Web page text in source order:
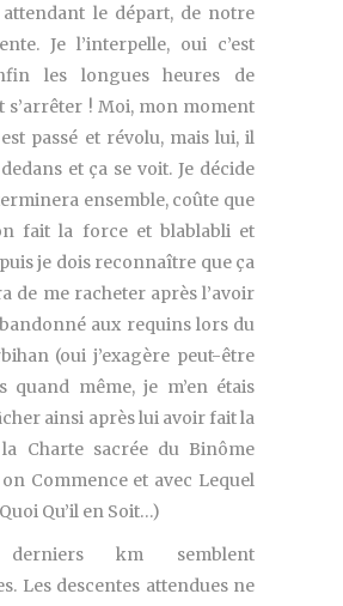
le départ, de notre
Je l’interpelle, oui c’est
les longues heures de
s’arrêter ! Moi, mon moment
passé et révolu, mais lui, il
et ça se voit. Je décide
ensemble, coûte que
fait la force et blablabli et
je dois reconnaître que ça
de me racheter après l’avoir
aux requins lors du
(oui j’exagère peut-être
quand même, je m’en étais
ainsi après lui avoir fait la
Charte sacrée du Binôme
Commence et avec Lequel
Qu’il en Soit…)
km semblent
Les descentes attendues ne